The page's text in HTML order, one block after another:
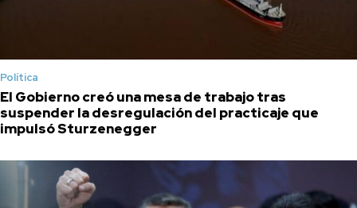
Política
El Gobierno creó una mesa de trabajo tras
suspender la desregulación del practicaje que
impulsó Sturzenegger